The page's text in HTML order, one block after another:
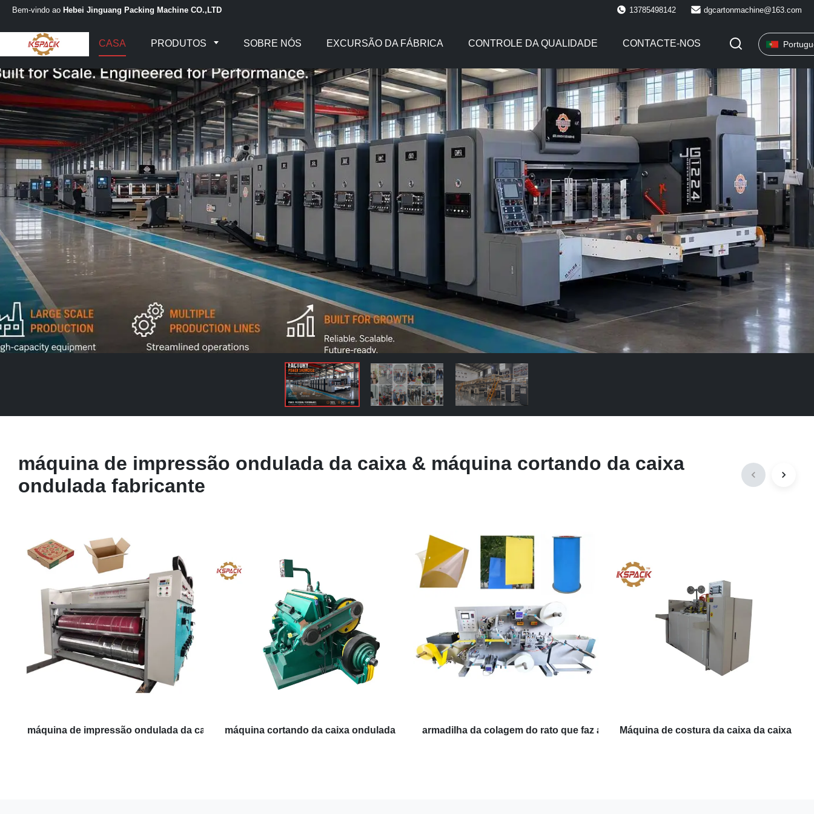
Bem-vindo ao Hebei Jinguang Packing Machine CO.,LTD 13785498142 dgcartonmachine@163.com
CASA PRODUTOS SOBRE NÓS EXCURSÃO DA FÁBRICA CONTROLE DA QUALIDADE CONTACTE-NOS
máquina de impressão ondulada da caixa & máquina cortando da caixa
ondulada fabricante
máquina de impressão ondulada da caixa máquina cortando da caixa ondulada armadilha da colagem do rato que faz a máquinaMáquina de costura da caixa da caixa